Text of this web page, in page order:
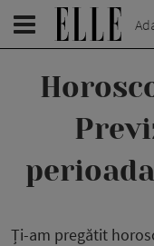
Ți-am pregătit